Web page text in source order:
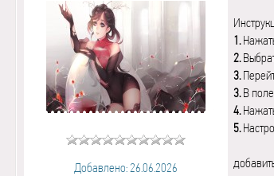
Добавлено: 26.06.2026
1.
2.
3.
3.В поле
4.
5.